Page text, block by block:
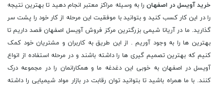
خرید آویسل در اصفهانرا به وسیله مراکز معتبر انجام دهید تا بهترین نتیجه
را در این کار کسب کنید و بتوانید با موفقیت این مرحله از کار خود را پشت سر
گذارید. ما در آریانا شیمی بزرگترین مرکز فروش آویسل اصفهان قصد داریم تا
بهترین ها را به وجود آوریم . از این طریق به کاربران و مشتریان خود کمک
کنیم که بهترین تصمیم گیری ها را داشته باشند و در مرحله استفاده از انواع
آویسل در اصفهان به خوبی این دغدغه ما و همکارانمان را در مجموعه درک
کنند. با ما همراه باشید تا بتوانید توان رقابت در بازار مواد شیمیایی را داشته